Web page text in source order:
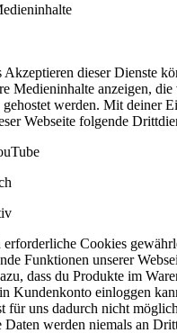
Akzeptieren dieser Dienste
Medieninhalte anzeigen, die
werden. Mit deiner
Webseite folgende
erforderliche Cookies
Funktionen unserer
dass du Produkte im
Kundenkonto einloggen
für uns dadurch nicht
Daten werden niemals an